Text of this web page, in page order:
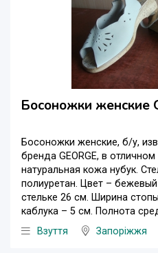
Босоножки женские
Босоножки женские, б/у,
бренда GEORGE, в
натуральная кожа нубук.
полиуретан. Цвет –
стельке 26 см. Ширина
каблука – 5 см. Полнота
Взуття
Запоріжжя